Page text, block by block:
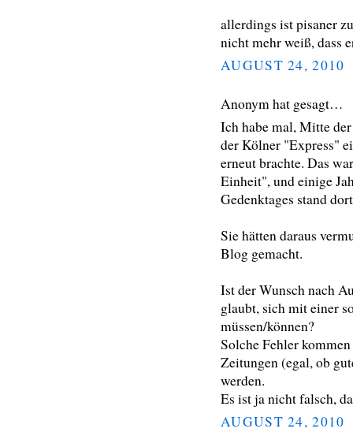
allerdings ist pisaner
nicht mehr weiß, dass
AUGUST 24, 2010
Anonym hat gesagt…
Ich habe mal, Mitte der
der Kölner "Express"
erneut brachte. Das
Einheit", und einige
Gedenktages stand
Sie hätten daraus
Blog gemacht.
Ist der Wunsch nach
glaubt, sich mit einer
müssen/können?
Solche Fehler
Zeitungen (egal, ob
werden.
Es ist ja nicht falsch,
AUGUST 24, 2010